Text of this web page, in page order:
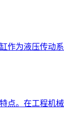
作为液压传动
点。在工程机